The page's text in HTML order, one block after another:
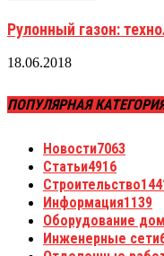
Рулонный газон:
18.06.2018
ПОПУЛЯРНАЯ
Новости7063
Статьи4916
Строительство
Информация1139
Оборудование
Инженерные сети